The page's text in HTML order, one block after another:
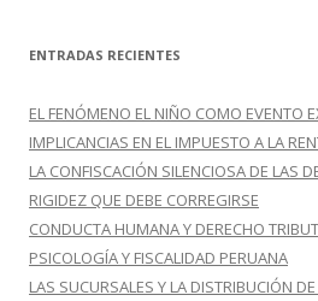
c
r
:
ENTRADAS RECIENTES
EL FENÓMENO EL NIÑO COMO EVENTO
IMPLICANCIAS EN EL IMPUESTO A LA
LA CONFISCACIÓN SILENCIOSA DE LAS
RIGIDEZ QUE DEBE CORREGIRSE
CONDUCTA HUMANA Y DERECHO
PSICOLOGÍA Y FISCALIDAD PERUANA
LAS SUCURSALES Y LA DISTRIBUCIÓN